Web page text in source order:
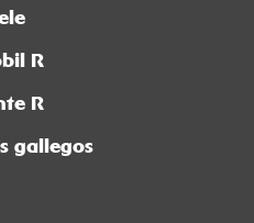
R
R
gallegos